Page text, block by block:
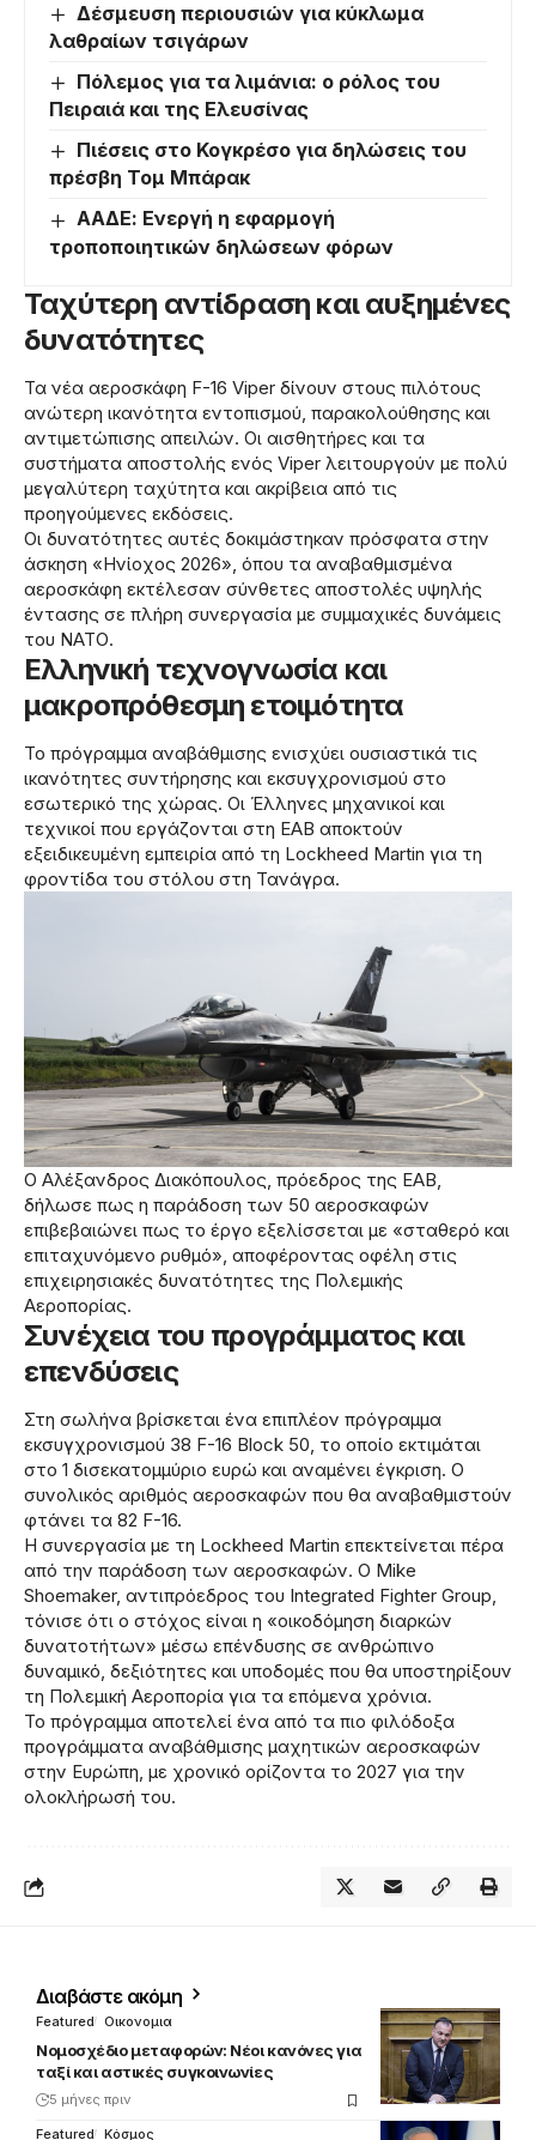
Δέσμευση περιουσιών για κύκλωμα
λαθραίων τσιγάρων
Πόλεμος για τα λιμάνια: ο ρόλος του
Πειραιά και της Ελευσίνας
Πιέσεις στο Κογκρέσο για δηλώσεις του
πρέσβη Τομ Μπάρακ
ΑΑΔΕ: Ενεργή η εφαρμογή
τροποποιητικών δηλώσεων φόρων
Ταχύτερη αντίδραση και αυξημένες
δυνατότητες
Τα νέα αεροσκάφη F-16 Viper δίνουν στους πιλότους
ανώτερη ικανότητα εντοπισμού, παρακολούθησης και
αντιμετώπισης απειλών. Οι αισθητήρες και τα
συστήματα αποστολής ενός Viper λειτουργούν με πολύ
μεγαλύτερη ταχύτητα και ακρίβεια από τις
προηγούμενες εκδόσεις.
Οι δυνατότητες αυτές δοκιμάστηκαν πρόσφατα στην
άσκηση «Ηνίοχος 2026», όπου τα αναβαθμισμένα
αεροσκάφη εκτέλεσαν σύνθετες αποστολές υψηλής
έντασης σε πλήρη συνεργασία με συμμαχικές δυνάμεις
του ΝΑΤΟ.
Ελληνική τεχνογνωσία και
μακροπρόθεσμη ετοιμότητα
Το πρόγραμμα αναβάθμισης ενισχύει ουσιαστικά τις
ικανότητες συντήρησης και εκσυγχρονισμού στο
εσωτερικό της χώρας. Οι Έλληνες μηχανικοί και
τεχνικοί που εργάζονται στη ΕΑΒ αποκτούν
εξειδικευμένη εμπειρία από τη Lockheed Martin για τη
φροντίδα του στόλου στη Τανάγρα.
Ο Αλέξανδρος Διακόπουλος, πρόεδρος της ΕΑΒ,
δήλωσε πως η παράδοση των 50 αεροσκαφών
επιβεβαιώνει πως το έργο εξελίσσεται με «σταθερό και
επιταχυνόμενο ρυθμό», αποφέροντας οφέλη στις
επιχειρησιακές δυνατότητες της Πολεμικής
Αεροπορίας.
Συνέχεια του προγράμματος και
επενδύσεις
Στη σωλήνα βρίσκεται ένα επιπλέον πρόγραμμα
εκσυγχρονισμού 38 F-16 Block 50, το οποίο εκτιμάται
στο 1 δισεκατομμύριο ευρώ και αναμένει έγκριση. Ο
συνολικός αριθμός αεροσκαφών που θα αναβαθμιστούν
φτάνει τα 82 F-16.
Η συνεργασία με τη Lockheed Martin επεκτείνεται πέρα
από την παράδοση των αεροσκαφών. Ο Mike
Shoemaker, αντιπρόεδρος του Integrated Fighter Group,
τόνισε ότι ο στόχος είναι η «οικοδόμηση διαρκών
δυνατοτήτων» μέσω επένδυσης σε ανθρώπινο
δυναμικό, δεξιότητες και υποδομές που θα υποστηρίξουν
τη Πολεμική Αεροπορία για τα επόμενα χρόνια.
Το πρόγραμμα αποτελεί ένα από τα πιο φιλόδοξα
προγράμματα αναβάθμισης μαχητικών αεροσκαφών
στην Ευρώπη, με χρονικό ορίζοντα το 2027 για την
ολοκλήρωσή του.
Διαβάστε ακόμη
Featured Οικονομια
Νομοσχέδιο μεταφορών: Νέοι κανόνες για
ταξί και αστικές συγκοινωνίες
5 μήνες πριν
Featured Κόσμος